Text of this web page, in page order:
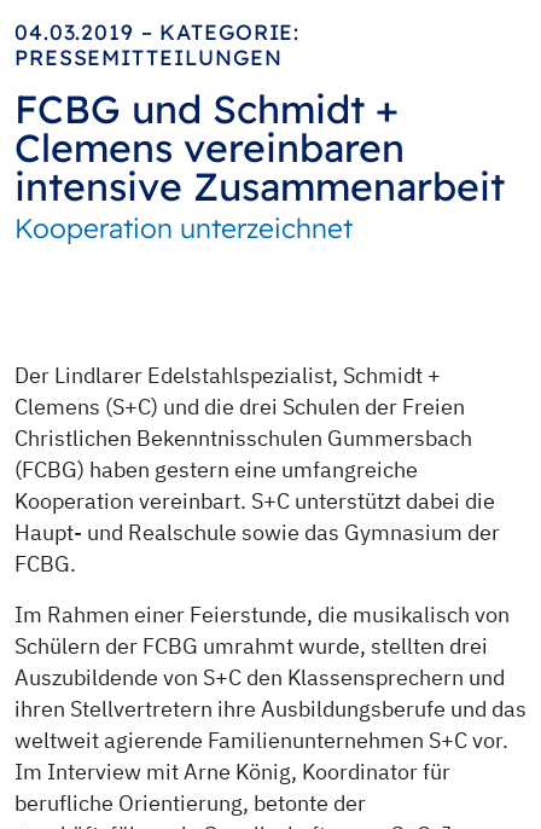
04.03.2019 – KATEGORIE:
PRESSEMITTEILUNGEN
FCBG und Schmidt +
Clemens vereinbaren
intensive Zusammenarbeit
Kooperation unterzeichnet
Der Lindlarer Edelstahlspezialist, Schmidt +
Clemens (S+C) und die drei Schulen der Freien
Christlichen Bekenntnisschulen Gummersbach
(FCBG) haben gestern eine umfangreiche
Kooperation vereinbart. S+C unterstützt dabei die
Haupt- und Realschule sowie das Gymnasium der
FCBG.
Im Rahmen einer Feierstunde, die musikalisch von
Schülern der FCBG umrahmt wurde, stellten drei
Auszubildende von S+C den Klassensprechern und
ihren Stellvertretern ihre Ausbildungsberufe und das
weltweit agierende Familienunternehmen S+C vor.
Im Interview mit Arne König, Koordinator für
berufliche Orientierung, betonte der